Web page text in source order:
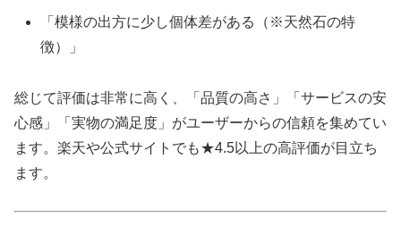
「模様の出方に少し個体差がある（※天然石の特
徴）」
総じて評価は非常に高く、「品質の高さ」「サービスの安
心感」「実物の満足度」がユーザーからの信頼を集めてい
ます。楽天や公式サイトでも★4.5以上の高評価が目立ち
ます。